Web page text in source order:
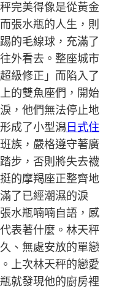
完美得像是從黃金
張水瓶的人生，則
的毛線球，充滿了
外看去。整座城市
級修正」而陷入了
的雙魚座們，開始
，他們無法停止地
成了小型潟 日式住
族，嚴格遵守著廣
步，否則將失去襪
的摩羯座正整齊地
了已經潮濕的淚
水瓶喃喃自語，感
表著什麼。林天秤
、無處安放的單戀
上次林天秤的戀愛
就發現他的廚房裡